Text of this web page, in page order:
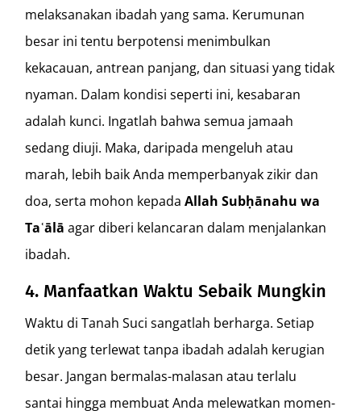
melaksanakan ibadah yang sama. Kerumunan
besar ini tentu berpotensi menimbulkan
kekacauan, antrean panjang, dan situasi yang tidak
nyaman. Dalam kondisi seperti ini, kesabaran
adalah kunci. Ingatlah bahwa semua jamaah
sedang diuji. Maka, daripada mengeluh atau
marah, lebih baik Anda memperbanyak zikir dan
doa, serta mohon kepadaAllah Subḥānahu wa
Taʿālā agar diberi kelancaran dalam menjalankan
ibadah.
4. Manfaatkan Waktu Sebaik Mungkin
Waktu di Tanah Suci sangatlah berharga. Setiap
detik yang terlewat tanpa ibadah adalah kerugian
besar. Jangan bermalas-malasan atau terlalu
santai hingga membuat Anda melewatkan momen-